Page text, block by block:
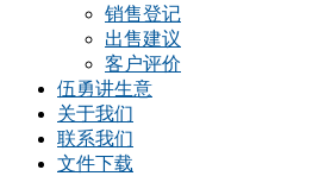
销售登记
出售建议
客户评价
伍勇讲生意
关于我们
联系我们
文件下载